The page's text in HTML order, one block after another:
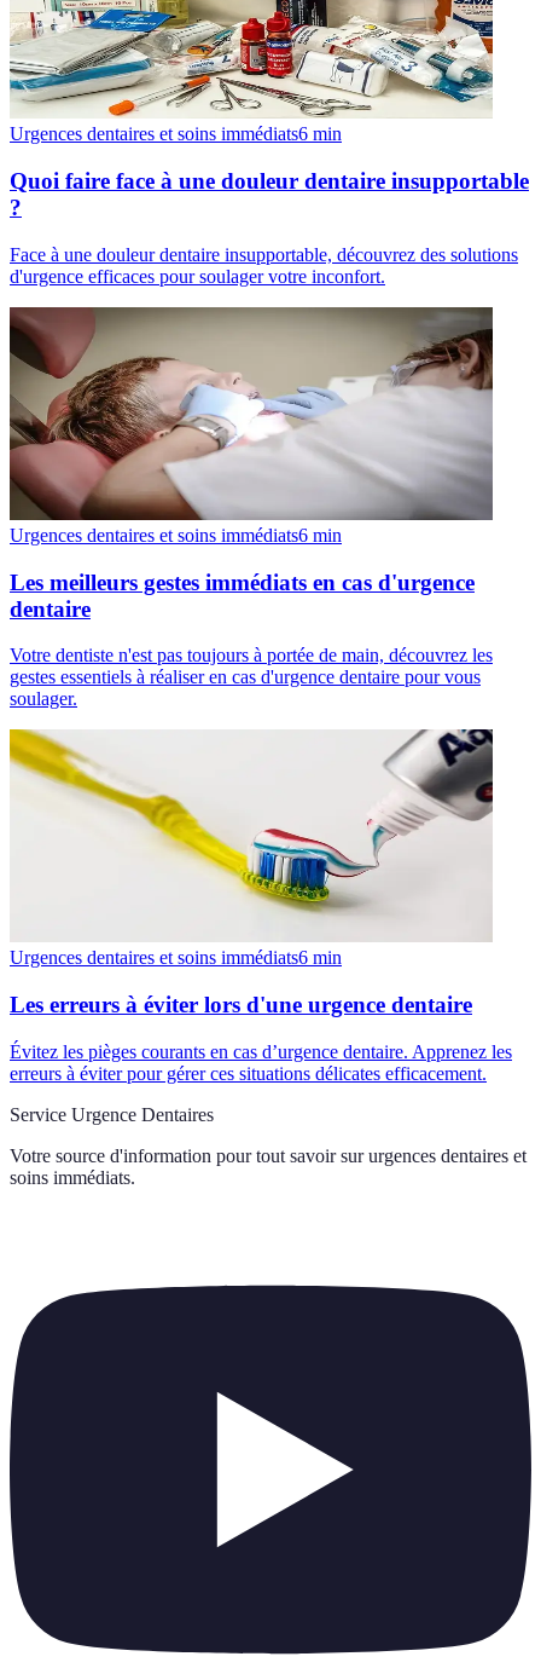
Urgences dentaires et soins immédiats6 min
Quoi faire face à une douleur dentaire insupportable
?
Face à une douleur dentaire insupportable, découvrez des solutions
d'urgence efficaces pour soulager votre inconfort.
Urgences dentaires et soins immédiats6 min
Les meilleurs gestes immédiats en cas d'urgence
dentaire
Votre dentiste n'est pas toujours à portée de main, découvrez les
gestes essentiels à réaliser en cas d'urgence dentaire pour vous
soulager.
Urgences dentaires et soins immédiats6 min
Les erreurs à éviter lors d'une urgence dentaire
Évitez les pièges courants en cas d’urgence dentaire. Apprenez les
erreurs à éviter pour gérer ces situations délicates efficacement.
Service Urgence Dentaires
Votre source d'information pour tout savoir sur urgences dentaires et
soins immédiats.